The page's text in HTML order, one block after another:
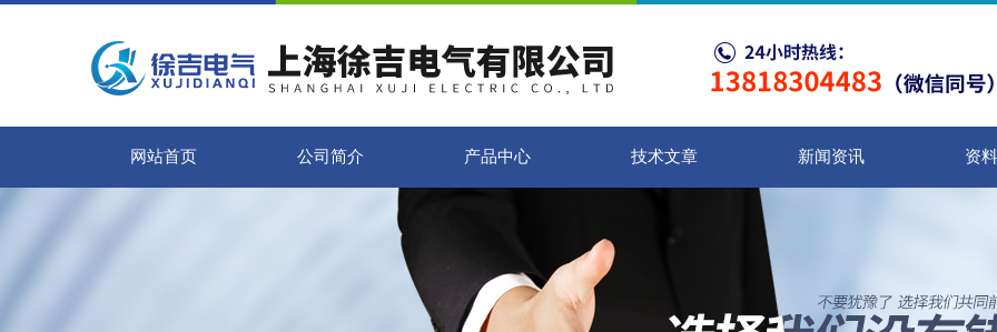
网站首页 公司简介 产品中心 技术文章 新闻资讯 资